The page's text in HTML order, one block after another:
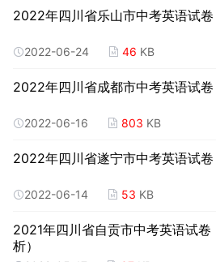
2022年四川省乐山市中考英语试卷
2022-06-24 46 KB
2022年四川省成都市中考英语试卷
2022-06-16 803 KB
2022年四川省遂宁市中考英语试卷
2022-06-14 53 KB
2021年四川省自贡市中考英语试卷
析）